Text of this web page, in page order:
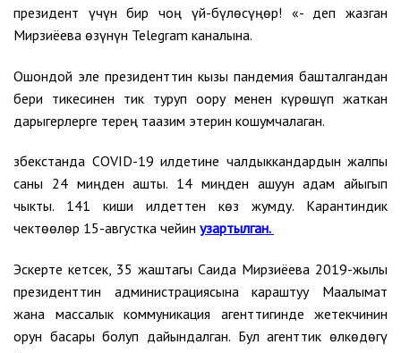
президент үчүн бир чоң үй-бүлөсүңөр! «- деп жазган
Мирзиёева өзүнүн Telegram каналына.
Ошондой эле президенттин кызы пандемия башталгандан
бери тикесинен тик туруп оору менен күрөшүп жаткан
дарыгерлерге терең таазим этерин кошумчалаган.
Өзбекстанда COVID-19 илдетине чалдыккандардын жалпы
саны 24 миңден ашты. 14 миңден ашуун адам айыгып
чыкты. 141 киши илдеттен көз жумду. Карантиндик
чектөөлөр 15-августка чейин узартылган.
Эскерте кетсек, 35 жаштагы Саида Мирзиёева 2019-жылы
президенттин администрациясына караштуу Маалымат
жана массалык коммуникация агенттигинде жетекчинин
орун басары болуп дайындалган. Бул агенттик өлкөдөгү